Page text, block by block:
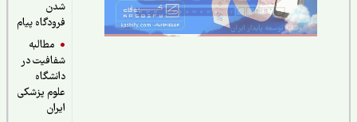
فرودگاه پیام
مطالبه
شفافیت در
دانشگاه
علوم پزشکی